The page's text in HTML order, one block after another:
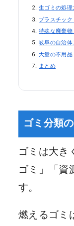
生ゴミの処理
プラスチッ
特殊な廃棄
岐阜の自治
大量の不用
まとめ
ゴミ分類
ゴミは大き
ゴミ」「資
す。
燃えるゴミ